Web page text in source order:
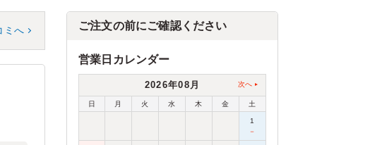
ミへ ご注文の前にご確認ください
営業日カレンダー
2026年08月 次へ
日 月 火 水 木 金 土
1
－